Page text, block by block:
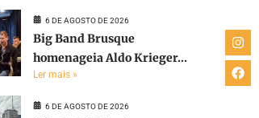
6 DE AGOSTO DE 2026
Big Band Brusque
homenageia Aldo Krieger...
Ler mais »
6 DE AGOSTO DE 2026